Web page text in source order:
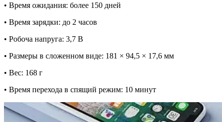
• Время ожидания: более 150 дней
• Время зарядки: до 2 часов
• Робоча напруга: 3,7 В
• Размеры в сложенном виде: 181 × 94,5 × 17,6 мм
• Вес: 168 г
• Время перехода в спящий режим: 10 минут